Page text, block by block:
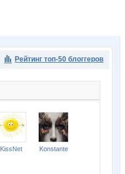
Рейтинг топ-50 блоггеров
KissNet Konstante